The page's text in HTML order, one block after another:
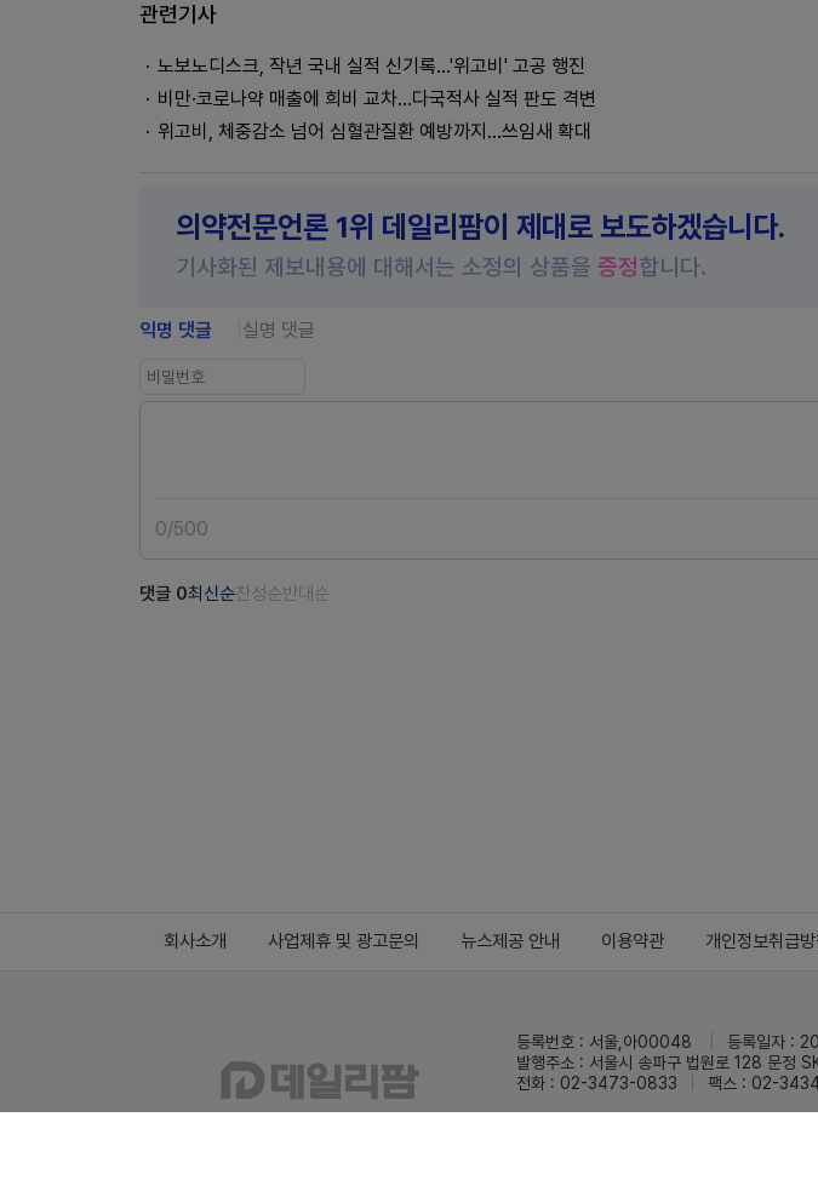
관련기사
노보노디스크, 작년 국내 실적 신기록…'위고비' 고공 행진
비만·코로나약 매출에 희비 교차…다국적사 실적 판도 격변
위고비, 체중감소 넘어 심혈관질환 예방까지...쓰임새 확대
의약전문언론 1위 데일리팜이 제대로 보도하겠습니다.
기사화된 제보내용에 대해서는 소정의 상품을 증정합니다.
익명 댓글 실명 댓글
0/500
댓글 0최신순찬성순반대순
회사소개 사업제휴 및 광고문의 뉴스제공 안내 이용약관 개인정보취급방
등록번호 : 서울,아00048 등록일자 :
발행주소 : 서울시 송파구 법원로 128 문정
전화 : 02-3473-0833
팩스 : 02-